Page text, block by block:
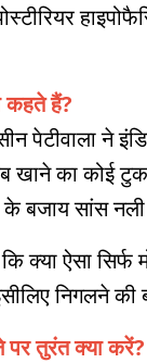
कहते हैं?
पेटीवाला ने
खाने का कोई
बजाय सांस
क्या ऐसा सिर्फ
निगलने की
तुरंत क्या करें?